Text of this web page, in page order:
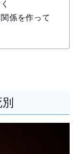
係を作って